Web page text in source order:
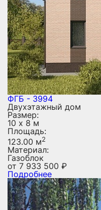
ФГБ - 3994
Двухэтажный дом
Размер:
10 х 8 м
Площадь:
123.00 м2
Материал:
Газоблок
от 7 933 500 ₽
Подробнее